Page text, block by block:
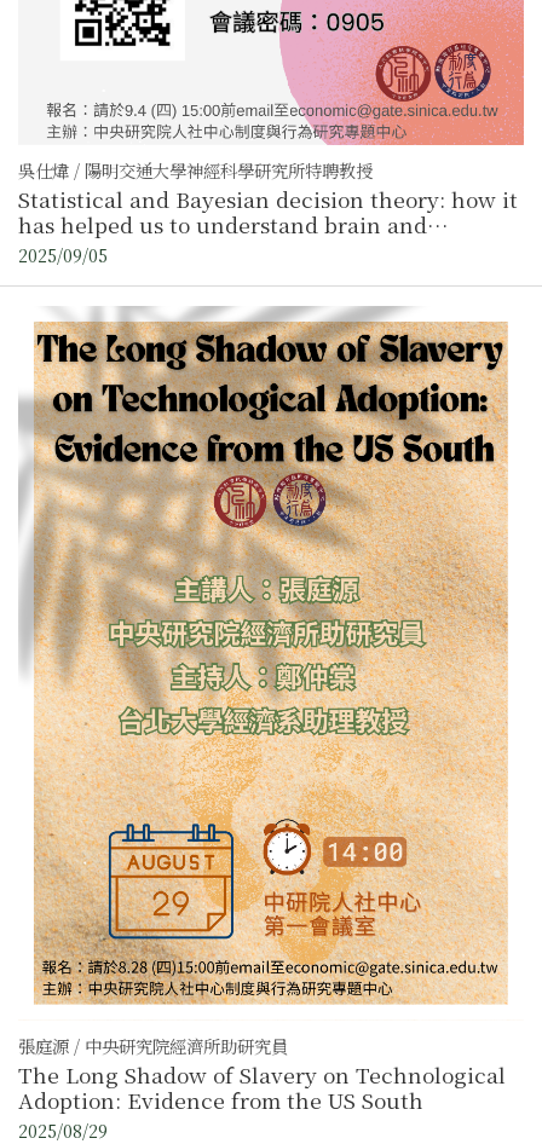
吳仕煒 / 陽明交通大學神經科學研究所特聘教授
Statistical and Bayesian decision theory: how it
has helped us to understand brain and
behavior
2025/09/05
張庭源 / 中央研究院經濟所助研究員
The Long Shadow of Slavery on Technological
Adoption: Evidence from the US South
2025/08/29